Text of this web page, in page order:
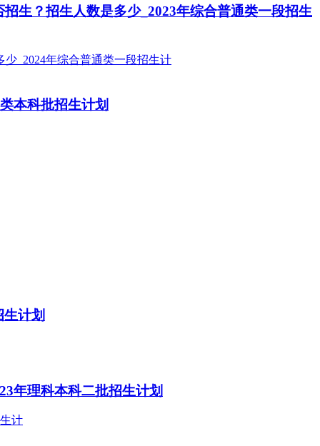
生？招生人数是多少_2023年综合普通类一段招生
本科批招生计划
计划
年理科本科二批招生计划